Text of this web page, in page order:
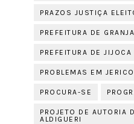
PRAZOS JUSTIÇA
PREFEITURA DE GRANJA
PREFEITURA DE JIJOCA
PROBLEMAS EM
PROCURA-SE
PROJETO DE AUTORIA
ALDIGUERI